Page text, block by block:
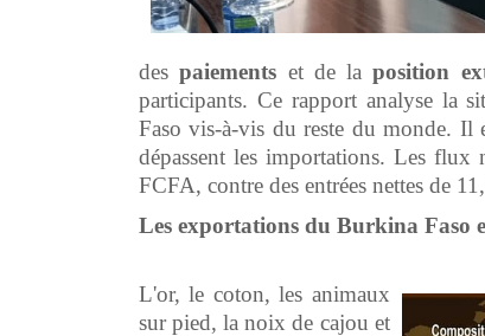
despaiements et de laposition
participants. Ce rapport analyse la
Faso vis-à-vis du reste du monde. Il
dépassent les importations. Les flux
FCFA, contre des entrées nettes de
Les exportations du Burkina Faso
L'or, le coton, les animaux
sur pied, la noix de cajou et